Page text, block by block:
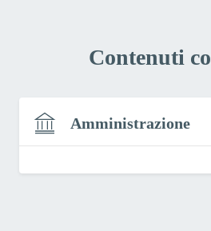
Contenuti
Amministrazione